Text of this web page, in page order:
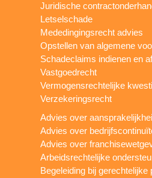
Juridische
Letselschade
Mededingingsrecht advies
Opstellen van algemene
Schadeclaims indienen en
Vastgoedrecht
Vermogensrechtelijke
Verzekeringsrecht
Advies over
Advies over
Advies over
Arbeidsrechtelijke
Begeleiding bij gerechtelijke